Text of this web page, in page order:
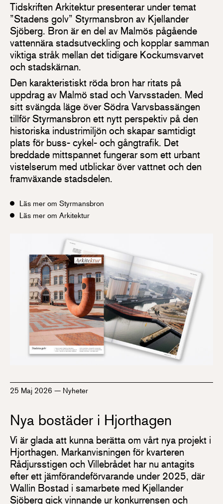
Tidskriften Arkitektur presenterar under temat
”Stadens golv” Styrmansbron av Kjellander
Sjöberg. Bron är en del av Malmös pågående
vattennära stadsutveckling och kopplar samman
viktiga stråk mellan det tidigare Kockumsvarvet
och stadskärnan.
Den karakteristiskt röda bron har ritats på
uppdrag av Malmö stad och Varvsstaden. Med
sitt svängda läge över Södra Varvsbassängen
tillför Styrmansbron ett nytt perspektiv på den
historiska industrimiljön och skapar samtidigt
plats för buss- cykel- och gångtrafik. Det
breddade mittspannet fungerar som ett urbant
vistelserum med utblickar över vattnet och den
framväxande stadsdelen.
Läs mer om Styrmansbron
Läs mer om Arkitektur
25 Maj 2026 — Nyheter
Nya bostäder i Hjorthagen
Vi är glada att kunna berätta om vårt nya projekt i
Hjorthagen. Markanvisningen för kvarteren
Rådjursstigen och Villebrådet har nu antagits
efter ett jämförandeförvarande under 2025, där
Wallin Bostad i samarbete med Kjellander
Sjöberg gick vinnande ur konkurrensen och